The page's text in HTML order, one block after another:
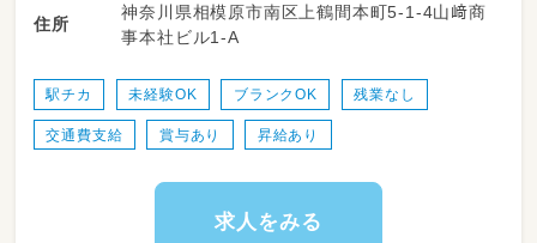
◆朝の受け入れや夕方の降園時における園児の
見守りと保護者対応
へのお散歩、季節の製作、簡単な文字・数遊びな
ど）
◆食事、着替え、トイレトレーニングなど、年齢
◆安全な午睡（お昼寝）チェックおよび呼吸確認
◆指導計画や連絡帳等の各種書類の作成・管理
住所
神奈川県相模原市南区上鶴間本町5-1-4山﨑商
事本社ビル1-A
駅チカ 未経験OK ブランクOK 残業なし
交通費支給 賞与あり 昇給あり
求人をみる